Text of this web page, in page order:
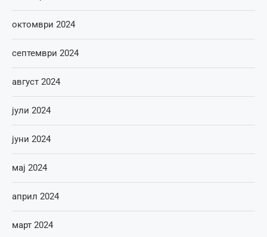
октомври 2024
септември 2024
август 2024
јули 2024
јуни 2024
мај 2024
април 2024
март 2024